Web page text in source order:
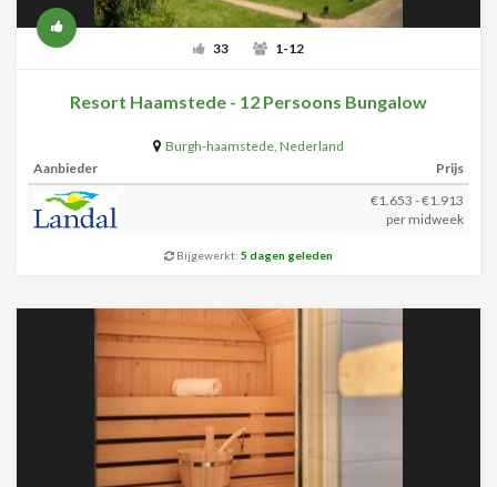
33 1-12
Resort Haamstede - 12 Persoons Bungalow
Burgh-haamstede, Nederland
Aanbieder
Prijs
€1.653 - €1.913
per midweek
Bijgewerkt: 5 dagen geleden